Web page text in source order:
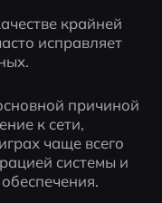
крайней
исправляет
причиной
к сети,
чаще всего
системы и